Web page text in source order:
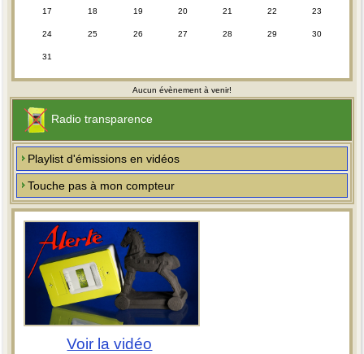
17 18 19 20 21 22 23
24 25 26 27 28 29 30
31
Aucun évènement à venir!
Radio transparence
Playlist d'émissions en vidéos
Touche pas à mon compteur
Voir la vidéo